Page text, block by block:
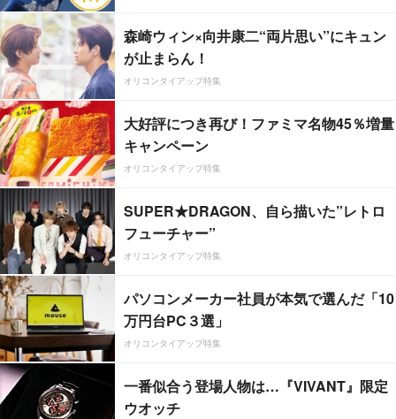
森崎ウィン×向井康二“両片思い”にキュン
が止まらん！
オリコンタイアップ特集
大好評につき再び！ファミマ名物45％増量
キャンペーン
オリコンタイアップ特集
SUPER★DRAGON、自ら描いた”レトロ
フューチャー”
オリコンタイアップ特集
パソコンメーカー社員が本気で選んだ「10
万円台PC３選」
オリコンタイアップ特集
一番似合う登場人物は…『VIVANT』限定
ウオッチ